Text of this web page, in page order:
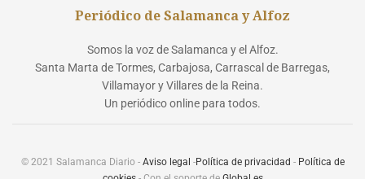
Periódico de Salamanca y Alfoz
Somos la voz de Salamanca y el Alfoz.
Santa Marta de Tormes, Carbajosa, Carrascal de Barregas,
Villamayor y Villares de la Reina.
Un periódico online para todos.
© 2021 Salamanca Diario - Aviso legal -Política de privacidad - Política de